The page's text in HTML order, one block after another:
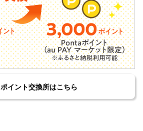
ポイント交換所はこちら